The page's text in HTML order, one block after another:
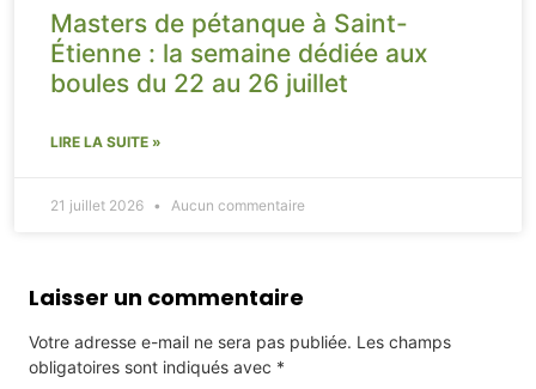
Masters de pétanque à Saint-
Étienne : la semaine dédiée aux
boules du 22 au 26 juillet
LIRE LA SUITE »
21 juillet 2026 Aucun commentaire
Laisser un commentaire
Votre adresse e-mail ne sera pas publiée. Les champs
obligatoires sont indiqués avec *